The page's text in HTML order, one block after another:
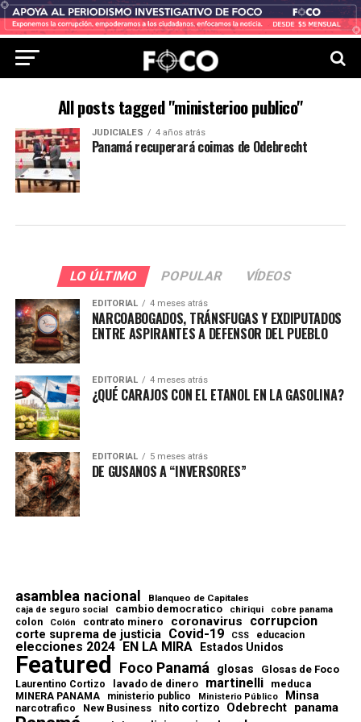
All posts tagged "ministerioo publico"
JUDICIALES 4 años atrás
Panamá recuperará coimas de Odebrecht
LO ÚLTIMO POPULAR VÍDEOS
EDITORIAL 4 meses atrás
NARCOABOGADOS, TRÁNSFUGAS Y EXDIPUTADOS
ENTRE ASPIRANTES A DEFENSOR DEL PUEBLO
EDITORIAL 4 meses atrás
¿QUÉ CARAJOS CON EL ETANOL EN LA GASOLINA?
EDITORIAL 5 meses atrás
DE GUSANOS A “INVERSORES”
asamblea nacional Blanqueo de Capitales
caja de seguro social cambio democratico chiriqui cobre panama
colon Colón contrato minero coronavirus corrupcion
corte suprema de justicia Covid-19 CSS educacion
elecciones 2024 EN LA MIRA Estados Unidos
Featured Foco Panamá glosas Glosas de Foco
Laurentino Cortizo lavado de dinero martinelli meduca
MINERA PANAMA ministerio publico Ministerio Público Minsa
narcotrafico New Business nito cortizo Odebrecht panama